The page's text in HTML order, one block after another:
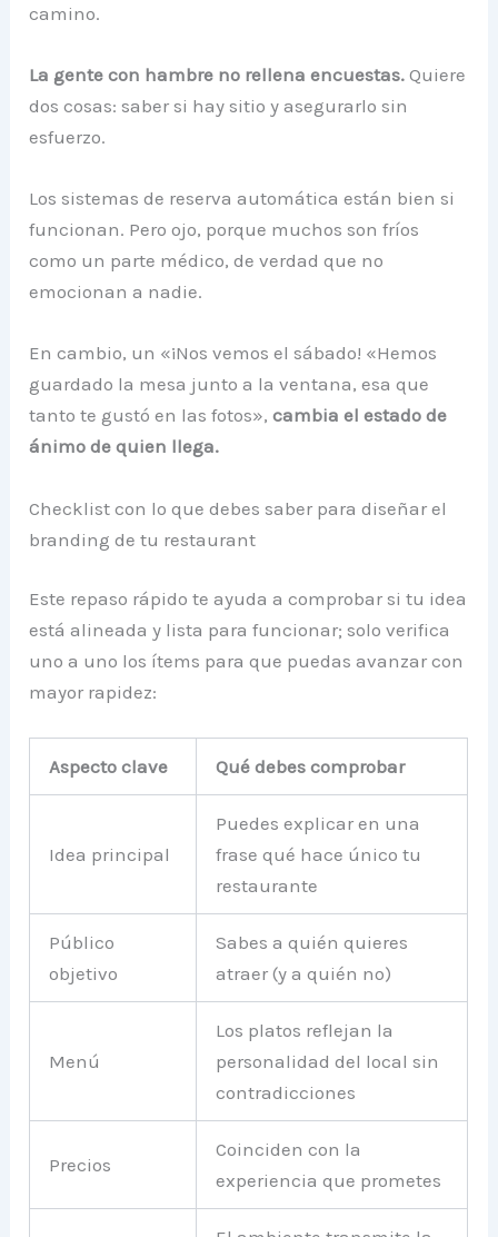
camino.
La gente con hambre no rellena encuestas.Quiere
dos cosas: saber si hay sitio y asegurarlo sin
esfuerzo.
Los sistemas de reserva automática están bien si
funcionan. Pero ojo, porque muchos son fríos
como un parte médico, de verdad que no
emocionan a nadie.
En cambio, un «¡Nos vemos el sábado! «Hemos
guardado la mesa junto a la ventana, esa que
tanto te gustó en las fotos»,cambia el estado de
ánimo de quien llega.
Checklist con lo que debes saber para diseñar el
branding de tu restaurant
Este repaso rápido te ayuda a comprobar si tu idea
está alineada y lista para funcionar; solo verifica
uno a uno los ítems para que puedas avanzar con
mayor rapidez:
Aspecto clave Qué debes comprobar
Idea principal
Puedes explicar en una
frase qué hace único tu
restaurante
Público
objetivo
Sabes a quién quieres
atraer (y a quién no)
Menú
Los platos reflejan la
personalidad del local sin
contradicciones
Precios
Coinciden con la
experiencia que prometes